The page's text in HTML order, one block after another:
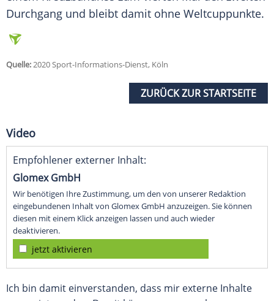
Durchgang und bleibt damit ohne Weltcuppunkte.
Quelle:2020 Sport-Informations-Dienst, Köln
ZURÜCK ZUR STARTSEITE
Video
Empfohlener externer Inhalt:
Glomex GmbH
Wir benötigen Ihre Zustimmung, um den von unserer Redaktion
eingebundenen Inhalt von Glomex GmbH anzuzeigen. Sie können
diesen mit einem Klick anzeigen lassen und auch wieder
deaktivieren.
jetzt aktivieren
Ich bin damit einverstanden, dass mir externe Inhalte